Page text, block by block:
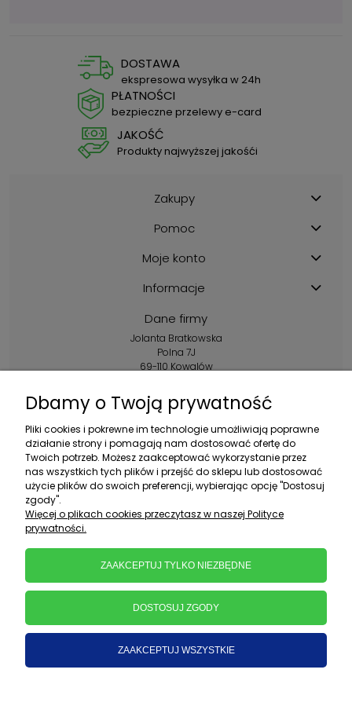
DOSTAWA
ekspresowa wysyłka w 24h
PŁATNOŚCI
bezpieczne przelewy e-card
JAKOŚĆ
Produkty najwyższej jakośći
Zakupy
Pomoc
Moje konto
Informacje
Dane firmy
Jolanta Bratkowska
Polna 7J
69-110 Kowalów
+48 602 356 983
pon.-pt.: 10:00-16:00
sklep@ebratek.pl
Dbamy o Twoją prywatność
Pliki cookies i pokrewne im technologie umożliwiają poprawne
działanie strony i pomagają nam dostosować ofertę do
Twoich potrzeb. Możesz zaakceptować wykorzystanie przez
nas wszystkich tych plików i przejść do sklepu lub dostosować
użycie plików do swoich preferencji, wybierając opcję "Dostosuj
zgody".
Więcej o plikach cookies przeczytasz w naszej Polityce
prywatności.
ZAAKCEPTUJ TYLKO NIEZBĘDNE
DOSTOSUJ ZGODY
ZAAKCEPTUJ WSZYSTKIE